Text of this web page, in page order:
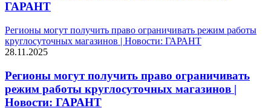
ГАРАНТ
Регионы могут получить право ограничивать режим работы
круглосуточных магазинов | Новости: ГАРАНТ
28.11.2025
Регионы могут получить право ограничивать
режим работы круглосуточных магазинов |
Новости: ГАРАНТ